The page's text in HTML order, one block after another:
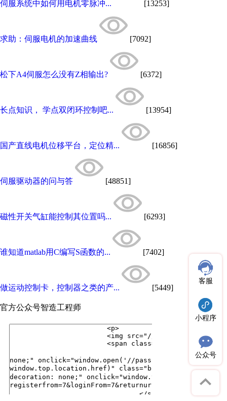
伺服系统中如何用电机零脉冲... [13253]
求助：伺服电机的加速曲线 [7092]
松下A4伺服怎么没有Z相输出? [6372]
长点知识， 学点双闭环控制吧... [13954]
国产直线电机位移平台，定位精... [16856]
伺服驱动器的问与答 [48851]
磁性开关气缸能控制其位置吗... [6293]
谁知道matlab用C编写S函数的... [7402]
做运动控制卡，控制器之类的产... [5449]
官方公众号智造工程师
客服
小程序
公众号